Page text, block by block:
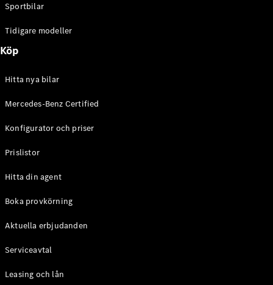
Sportbilar
Tidigare modeller
Köp
Hitta nya bilar
Mercedes-Benz Certified
Konfigurator och priser
Prislistor
Hitta din agent
Boka provkörning
Aktuella erbjudanden
Serviceavtal
Leasing och lån